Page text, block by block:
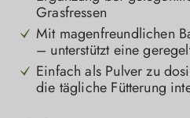
Grasfressen
Mit magenfreundlichen
– unterstützt eine
Einfach als Pulver zu
die tägliche Fütterung